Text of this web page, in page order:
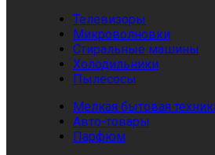
Телевизоры
Микроволновки
Стиральные машины
Холодильники
Пылесосы
Мелкая бытовая
Авто-товары
Парфюм